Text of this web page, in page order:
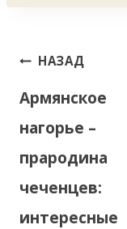
записям
НАЗАД
Армянское
нагорье –
прародина
чеченцев:
интересные